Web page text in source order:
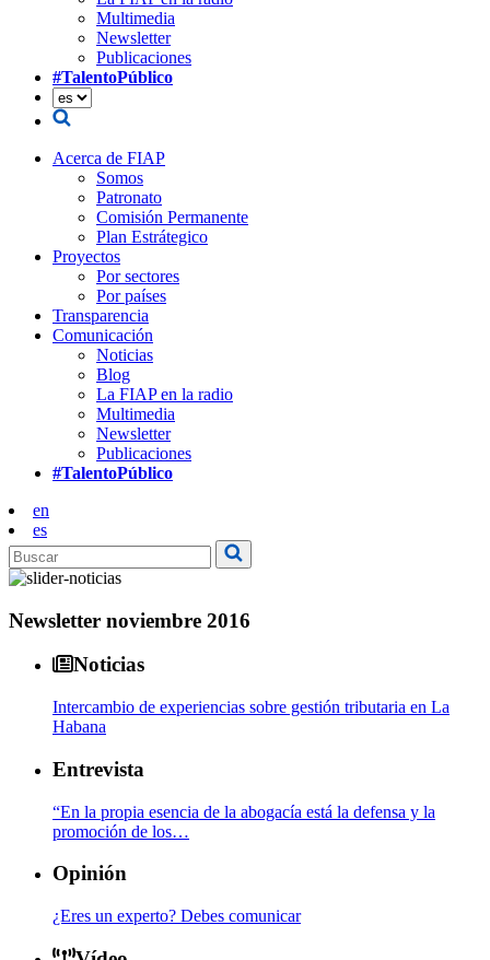
Multimedia
Newsletter
Publicaciones
#TalentoPúblico
Acerca de FIAP
Somos
Patronato
Comisión Permanente
Plan Estrátegico
Proyectos
Por sectores
Por países
Transparencia
Comunicación
Noticias
Blog
La FIAP en la radio
Multimedia
Newsletter
Publicaciones
#TalentoPúblico
en
es
Newsletter noviembre 2016
Noticias
Intercambio de experiencias sobre gestión tributaria en La
Habana
Entrevista
“En la propia esencia de la abogacía está la defensa y la
promoción de los…
Opinión
¿Eres un experto? Debes comunicar